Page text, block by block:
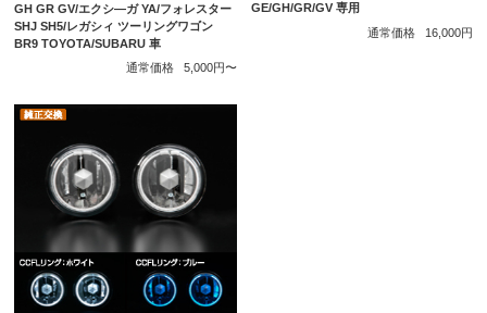
GH GR GV/エクシ―ガ YA/フォレスター
SHJ SH5/レガシィ ツーリングワゴン
BR9 TOYOTA/SUBARU 車
通常価格
5,000円〜
GE/GH/GR/GV 専用
通常価格
16,000円